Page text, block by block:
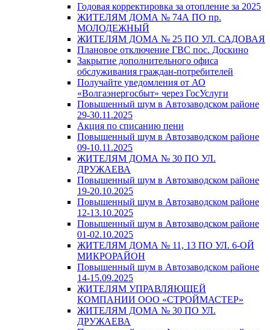
Годовая корректировка за отопление за 2025
ЖИТЕЛЯМ ДОМА № 74А ПО пр.
МОЛОДЕЖНЫЙ
ЖИТЕЛЯМ ДОМА № 25 ПО УЛ. САДОВАЯ
Плановое отключение ГВС пос. Доскино
Закрытие дополнительного офиса
обслуживания граждан-потребителей
Получайте уведомления от АО
«Волгаэнергосбыт» через ГосУслуги
Повышенный шум в Автозаводском районе
29-30.11.2025
Акция по списанию пени
Повышенный шум в Автозаводском районе
09-10.11.2025
ЖИТЕЛЯМ ДОМА № 30 ПО УЛ.
ДРУЖАЕВА
Повышенный шум в Автозаводском районе
19-20.10.2025
Повышенный шум в Автозаводском районе
12-13.10.2025
Повышенный шум в Автозаводском районе
01-02.10.2025
ЖИТЕЛЯМ ДОМА № 11, 13 ПО УЛ. 6-ОЙ
МИКРОРАЙОН
Повышенный шум в Автозаводском районе
14-15.09.2025
ЖИТЕЛЯМ УПРАВЛЯЮЩЕЙ
КОМПАНИИ ООО «СТРОЙМАСТЕР»
ЖИТЕЛЯМ ДОМА № 30 ПО УЛ.
ДРУЖАЕВА